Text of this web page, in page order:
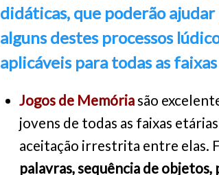
didáticas, que poderão
alguns destes processos
aplicáveis para todas as
Jogos de Memória são
jovens de todas as faixas
aceitação irrestrita entre elas.
palavras, sequência de objetos,